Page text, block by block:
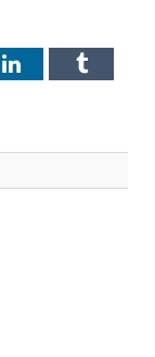
LinkedInTumblr